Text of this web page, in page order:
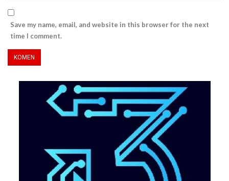
Save my name, email, and website in this browser for the next
time I comment.